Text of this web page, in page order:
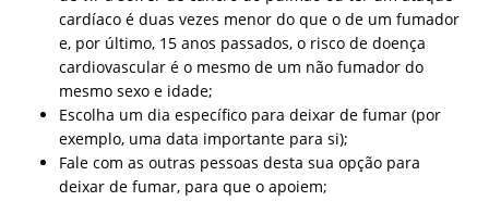
cardíaco é duas vezes menor do que o de um fumador
e, por último, 15 anos passados, o risco de doença
cardiovascular é o mesmo de um não fumador do
mesmo sexo e idade;
Escolha um dia específico para deixar de fumar (por
exemplo, uma data importante para si);
Fale com as outras pessoas desta sua opção para
deixar de fumar, para que o apoiem;